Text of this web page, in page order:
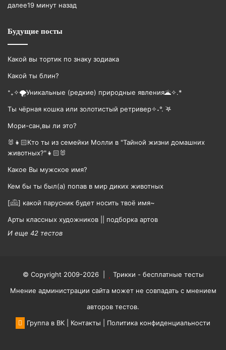
далее19 минут назад
Будущие посты
Какой вы тортик по знаку зодиака
Какой ты блин?
⁺₊✧🌪️Уникальные (редкие) природные явления🌋✧.*
Ты чёрная кошка или золотистый ретривер✧˖°. ࣪𖤐
Мори-сан,вы ли это?
🐰👧🏻Кто ты из семейки Молли в "Тайной жизни домашних
животных?"👧🏻🐰
Какое Вы мужское имя?
Кем бы ты был(а) попав в мир диких животных
[𓊝] какой парусник будет носить твоë имя~
Арты классных художников || подборка артов
И еще 42 тестов
© Copyright 2009-2026 |
Трикки - бесплатные тесты
Мнение администрации сайта может не совпадать с мнением
авторов тестов.
Группа в ВК
Контакты Политика конфиденциальности